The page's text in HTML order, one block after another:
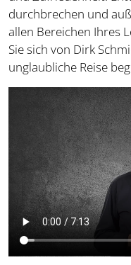
durchbrechen und
allen Bereichen Ihres
Sie sich von Dirk
unglaubliche Reise